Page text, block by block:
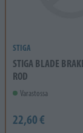
STIGA
STIGA BLADE
ROD
Varastossa
22,60 €